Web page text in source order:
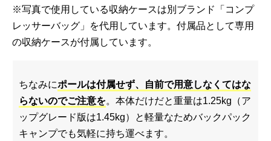
※写真で使用している収納ケースは別ブランド「コンプ
レッサーバッグ」を代用しています。付属品として専用
の収納ケースが付属しています。
ちなみにポールは付属せず、自前で用意しなくてはな
らないのでご注意を。本体だけだと重量は1.25kg（ア
ップグレード版は1.45kg）と軽量なためバックパック
キャンプでも気軽に持ち運べます。